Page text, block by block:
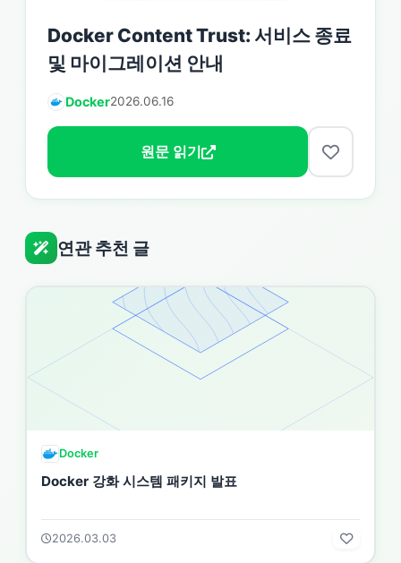
Docker Content Trust: 서비스 종료
및 마이그레이션 안내
Docker2026.06.16
원문 읽기
연관 추천 글
Docker
Docker 강화 시스템 패키지 발표
2026.03.03